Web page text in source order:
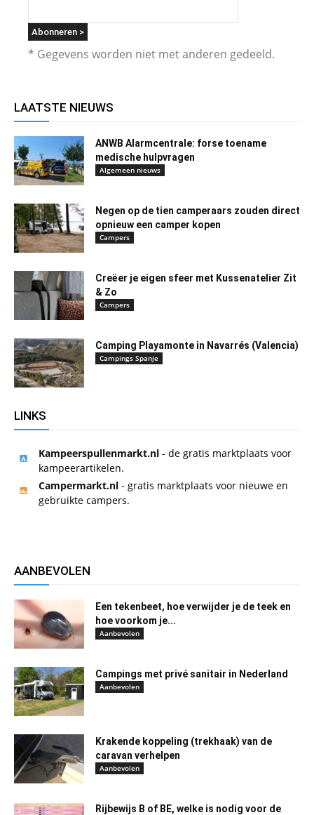
* Gegevens worden niet met anderen gedeeld.
LAATSTE NIEUWS
ANWB Alarmcentrale: forse toename
medische hulpvragen
Algemeen nieuws
Negen op de tien camperaars zouden direct
opnieuw een camper kopen
Campers
Creëer je eigen sfeer met Kussenatelier Zit
& Zo
Campers
Camping Playamonte in Navarrés (Valencia)
Campings Spanje
LINKS
Kampeerspullenmarkt.nl - de gratis marktplaats voor
kampeerartikelen.
Campermarkt.nl - gratis marktplaats voor nieuwe en
gebruikte campers.
AANBEVOLEN
Een tekenbeet, hoe verwijder je de teek en
hoe voorkom je...
Aanbevolen
Campings met privé sanitair in Nederland
Aanbevolen
Krakende koppeling (trekhaak) van de
caravan verhelpen
Aanbevolen
Rijbewijs B of BE, welke is nodig voor de